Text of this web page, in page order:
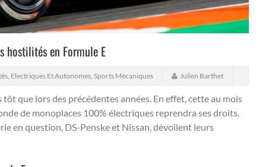
hostilités en Formule E
, Electriques Et Autonomes, Sports Mécaniques Julien Barthet
que lors des précédentes années. En effet, cette au mois
de monoplaces 100% électriques reprendra ses droits.
en question, DS-Penske et Nissan, dévoilent leurs